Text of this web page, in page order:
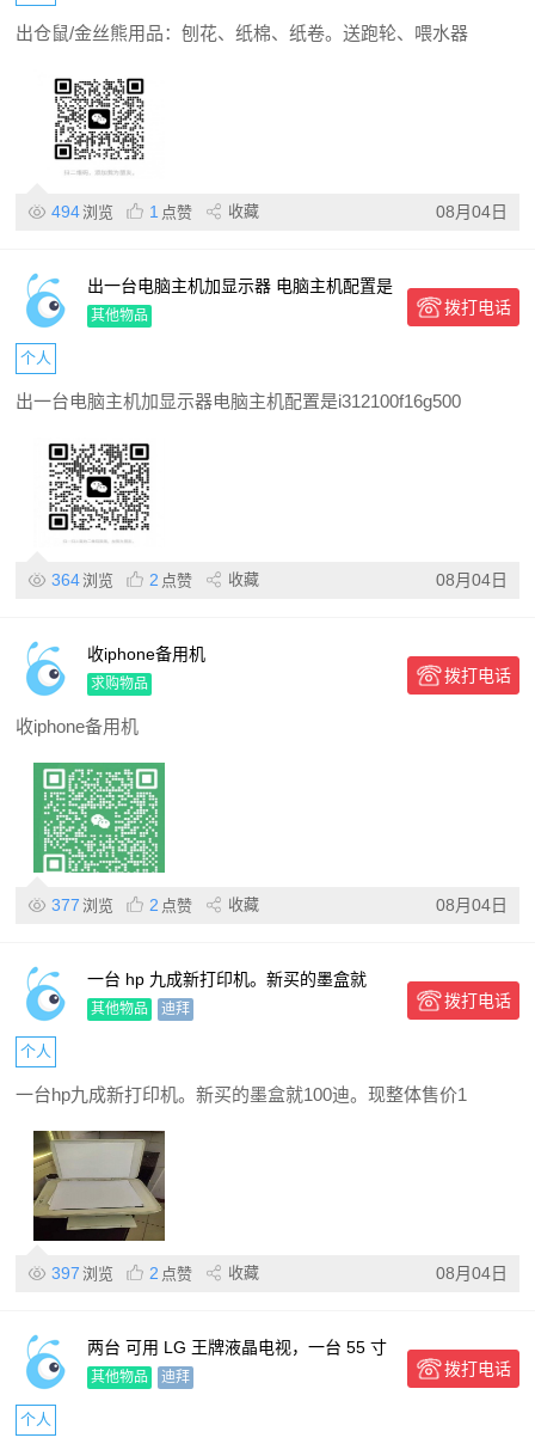
出仓鼠/金丝熊用品：刨花、纸棉、纸卷。送跑轮、喂水器
494浏览 1 点赞 收藏 08月04日
出一台电脑主机加显示器 电脑主机配置是
i312100f 16g 500g固态加6500xt 4g显卡
其他物品 拨打电话
个人
出一台电脑主机加显示器电脑主机配置是i312100f16g500
364浏览 2 点赞 收藏 08月04日
收iphone备用机
求购物品 拨打电话
收iphone备用机
377 浏览 2 点赞 收藏 08月04日
一台 hp 九成新打印机。新买的墨盒就
100 迪。现整体售价 150 AED 迪拉姆 迪
其他物品 迪拜 拨打电话
个人
一台hp九成新打印机。新买的墨盒就100迪。现整体售价1
397 浏览 2 点赞 收藏 08月04日
两台 可用 LG 王牌液晶电视，一台 55 寸
一台 50 寸。售价 600 AED 迪拉姆也可单
其他物品 迪拜 拨打电话
个人